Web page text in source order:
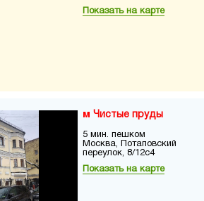
Показать на карте
Чистые пруды
5 мин. пешком
Москва, Потаповский
переулок, 8/12с4
Показать на карте